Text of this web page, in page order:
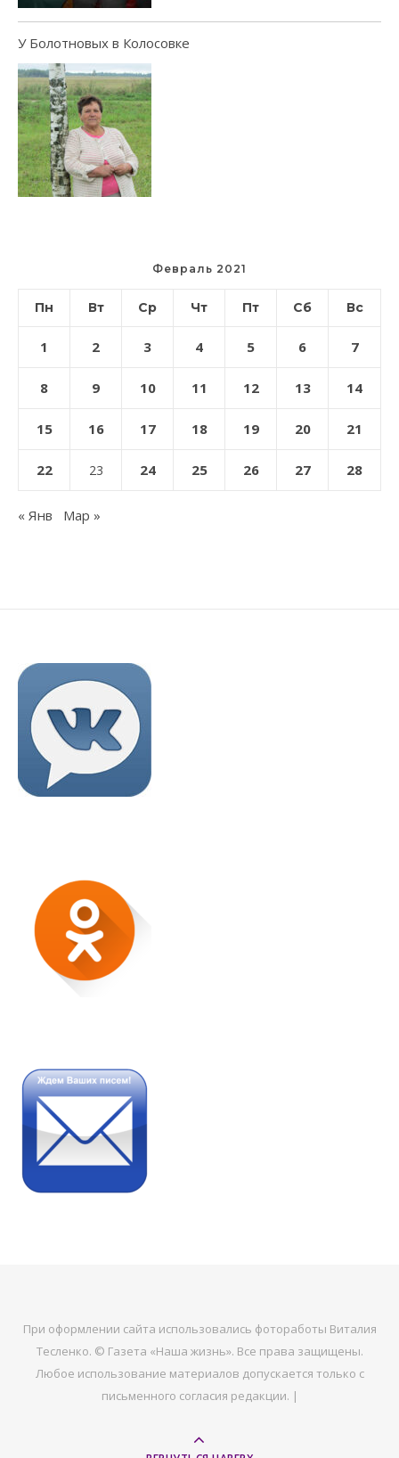
У Болотновых в Колосовке
Февраль 2021
Пн Вт Ср Чт Пт Сб Вс
1 2 3 4 5 6 7
8 9 10 11 12 13 14
15 16 17 18 19 20 21
22 23 24 25 26 27 28
« Янв Мар »
При оформлении сайта использовались фотоработы Виталия
Тесленко. © Газета «Наша жизнь». Все права защищены.
Любое использование материалов допускается только с
письменного согласия редакции. |